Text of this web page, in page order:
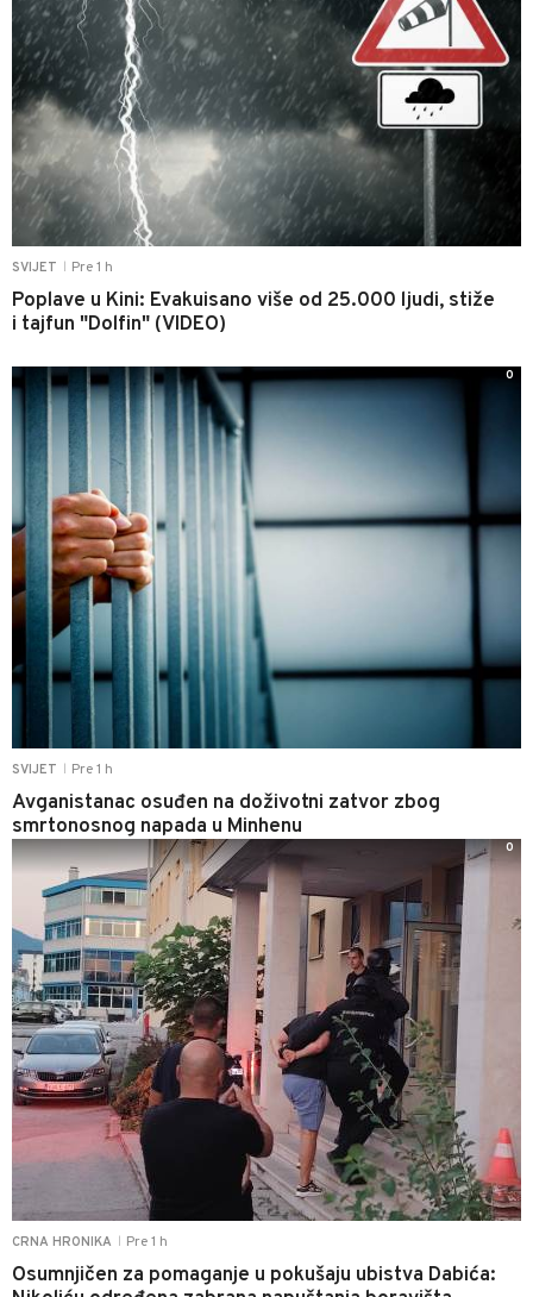
SVIJET Pre 1 h
Poplave u Kini: Evakuisano više od 25.000 ljudi, stiže
i tajfun "Dolfin" (VIDEO)
SVIJET Pre 1 h
Avganistanac osuđen na doživotni zatvor zbog
smrtonosnog napada u Minhenu
0
CRNA HRONIKA Pre 1 h
Osumnjičen za pomaganje u pokušaju ubistva Dabića:
0